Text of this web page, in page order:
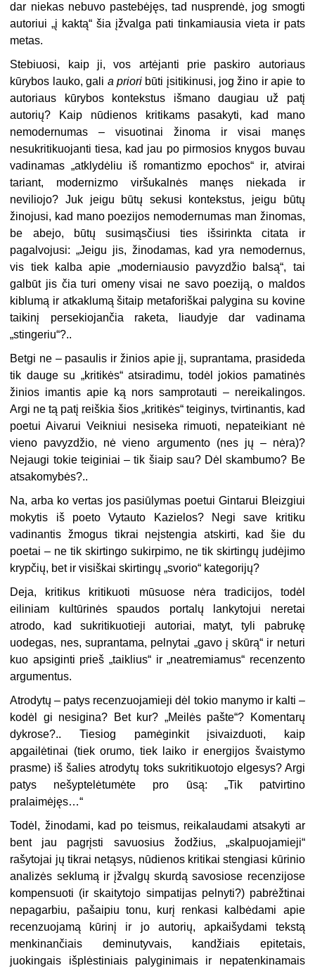
dar niekas nebuvo pastebėjęs, tad nusprendė, jog smogti
autoriui „į kaktą“ šia įžvalga pati tinkamiausia vieta ir pats
metas.
Stebiuosi, kaip ji, vos artėjanti prie paskiro autoriaus
kūrybos lauko, gali a prioribūti įsitikinusi, jog žino ir apie to
autoriaus kūrybos kontekstus išmano daugiau už patį
autorių? Kaip nūdienos kritikams pasakyti, kad mano
nemodernumas – visuotinai žinoma ir visai manęs
nesukritikuojanti tiesa, kad jau po pirmosios knygos buvau
vadinamas „atklydėliu iš romantizmo epochos“ ir, atvirai
tariant, modernizmo viršukalnės manęs niekada ir
neviliojo? Juk jeigu būtų sekusi kontekstus, jeigu būtų
žinojusi, kad mano poezijos nemodernumas man žinomas,
be abejo, būtų susimąsčiusi ties išsirinkta citata ir
pagalvojusi: „Jeigu jis, žinodamas, kad yra nemodernus,
vis tiek kalba apie „moderniausio pavyzdžio balsą“, tai
galbūt jis čia turi omeny visai ne savo poeziją, o maldos
kiblumą ir atkaklumą šitaip metaforiškai palygina su kovine
taikinį persekiojančia raketa, liaudyje dar vadinama
„stingeriu“?..
Betgi ne – pasaulis ir žinios apie jį, suprantama, prasideda
tik dauge su „kritikės“ atsiradimu, todėl jokios pamatinės
žinios imantis apie ką nors samprotauti – nereikalingos.
Argi ne tą patį reiškia šios „kritikės“ teiginys, tvirtinantis, kad
poetui Aivarui Veikniui nesiseka rimuoti, nepateikiant nė
vieno pavyzdžio, nė vieno argumento (nes jų – nėra)?
Nejaugi tokie teiginiai – tik šiaip sau? Dėl skambumo? Be
atsakomybės?..
Na, arba ko vertas jos pasiūlymas poetui Gintarui Bleizgiui
mokytis iš poeto Vytauto Kazielos? Negi save kritiku
vadinantis žmogus tikrai neįstengia atskirti, kad šie du
poetai – ne tik skirtingo sukirpimo, ne tik skirtingų judėjimo
krypčių, bet ir visiškai skirtingų „svorio“ kategorijų?
Deja, kritikus kritikuoti mūsuose nėra tradicijos, todėl
eiliniam kultūrinės spaudos portalų lankytojui neretai
atrodo, kad sukritikuotieji autoriai, matyt, tyli pabrukę
uodegas, nes, suprantama, pelnytai „gavo į skūrą“ ir neturi
kuo apsiginti prieš „taiklius“ ir „neatremiamus“ recenzento
argumentus.
Atrodytų – patys recenzuojamieji dėl tokio manymo ir kalti –
kodėl gi nesigina? Bet kur? „Meilės pašte“? Komentarų
dykrose?.. Tiesiog pamėginkit įsivaizduoti, kaip
apgailėtinai (tiek orumo, tiek laiko ir energijos švaistymo
prasme) iš šalies atrodytų toks sukritikuotojo elgesys? Argi
patys nešyptelėtumėte pro ūsą: „Tik patvirtino
pralaimėjęs…“
Todėl, žinodami, kad po teismus, reikalaudami atsakyti ar
bent jau pagrįsti savuosius žodžius, „skalpuojamieji“
rašytojai jų tikrai netąsys, nūdienos kritikai stengiasi kūrinio
analizės seklumą ir įžvalgų skurdą savosiose recenzijose
kompensuoti (ir skaitytojo simpatijas pelnyti?) pabrėžtinai
nepagarbiu, pašaipiu tonu, kurį renkasi kalbėdami apie
recenzuojamą kūrinį ir jo autorių, apkaišydami tekstą
menkinančiais deminutyvais, kandžiais epitetais,
juokingais išplėstiniais palyginimais ir nepatenkinamais